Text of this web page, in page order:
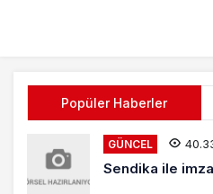
Popüler Haberler
GÜNCEL
Sendika ile